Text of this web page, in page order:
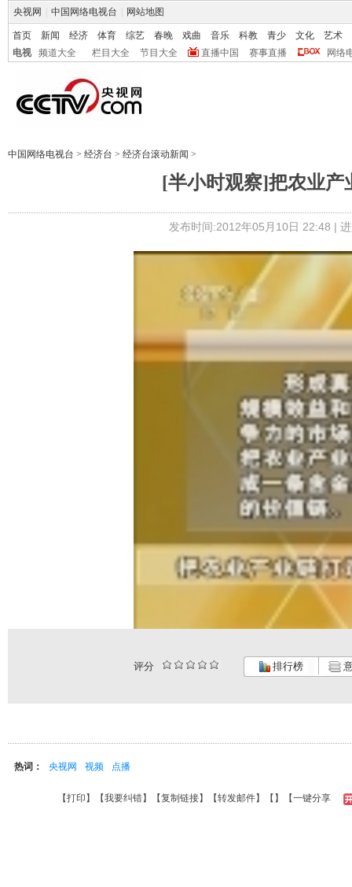
央视网 中国网络电视台 网站地图
首页 新闻 经济 体育 综艺 春晚 戏曲 音乐 科教 青少 文化
艺术
电视
频道大全 栏目大全 节目大全 直播中国 赛事直播 网络
中国网络电视台 > 经济台 > 经济台滚动新闻 >
[半小时观察]把农业产
发布时间:2012年05月10日 22:48 |
评分 排行榜
热词： 央视网 视频 点播
【打印 】【我要纠错】【复制链接】【转发邮件】【 】 【一键分享